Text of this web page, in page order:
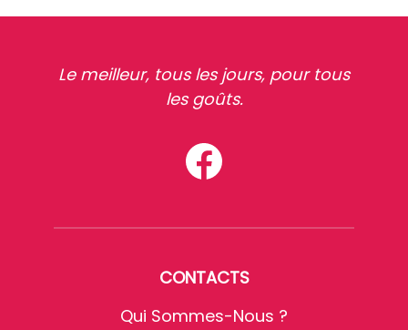
Le meilleur, tous les jours, pour tous
les goûts.
CONTACTS
Qui Sommes-Nous ?